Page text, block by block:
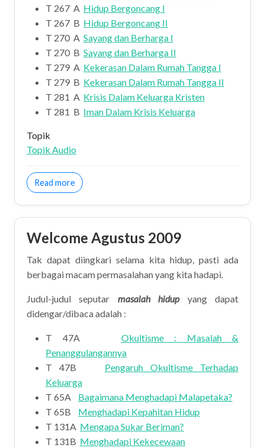
T 267 A Hidup Bergoncang I
T 267 B Hidup Bergoncang II
T 270 A Sayang dan Berharga I
T 270 B Sayang dan Berharga II
T 279 A Kekerasan Dalam Rumah Tangga I
T 279 B Kekerasan Dalam Rumah Tangga II
T 281 A Krisis Dalam Keluarga Kristen
T 281 B Iman Dalam Krisis Keluarga
Topik
Topik Audio
Read moreabout Welcome November 2009
Welcome Agustus 2009
Tak dapat diingkari selama kita hidup, pasti ada
berbagai macam permasalahan yang kita hadapi.
Judul-judul seputar masalah hidupyang dapat
didengar/dibaca adalah :
T 47A Okultisme : Masalah &
Penanggulangannya
T 47B Pengaruh Okultisme Terhadap
Keluarga
T 65A Bagaimana Menghadapi Malapetaka?
T 65B Menghadapi Kepahitan Hidup
T 131A Mengapa Sukar Beriman?
T 131B Menghadapi Kekecewaan